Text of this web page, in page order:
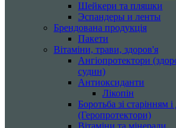
Шейкери та пляшки
Эспандеры и ленты
Брендована продукція
Пакети
Вітаміни, трави, здоров'я
Ангіопротектори
судин)
Антиоксиданти
Лікопін
Боротьба зі старінням і
(Геропротектори)
Вітаміни та мінерали